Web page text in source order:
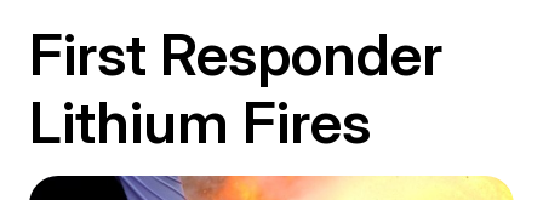
First Responder
Lithium Fires